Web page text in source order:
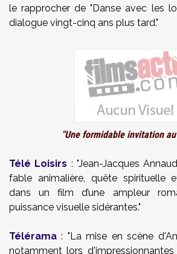
le rapprocher de "Danse avec les
dialogue vingt-cinq ans plus tard."
"Une formidable invitation
Télé Loisirs : "Jean-Jacques
fable animalière, quête spirituelle
dans un film d’une ampleur
puissance visuelle sidérantes."
Télérama : "La mise en scène
notamment lors